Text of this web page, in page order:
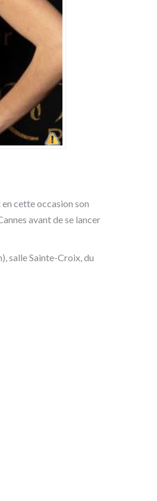
cette occasion son
avant de se lancer
salle Sainte-Croix, du